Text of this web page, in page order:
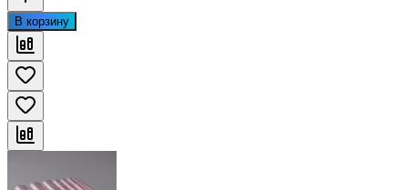
В корзину